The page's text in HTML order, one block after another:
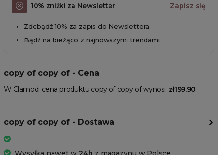
10% zniżki za Newsletter Zapisz się
Zdobądź 10% za zapis do Newslettera.
Bądź na bieżąco z najnowszymi trendami
copy of copy of - Cena
W Clamodi cena produktu copy of copy of wynosi: zł199.90
copy of copy of - Dostawa